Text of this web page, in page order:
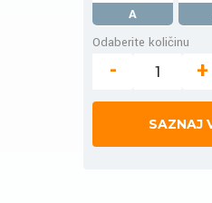
A
Odaberite količinu
- +
SAZNAJ